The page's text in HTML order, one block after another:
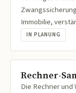
Immobilie,
IN PLANUNG
Rechner-
Die Rechner